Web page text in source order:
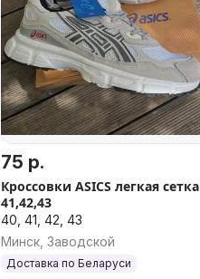
75 р.
Кроссовки ASICS легкая сетка
41,42,43
40, 41, 42, 43
Минск, Заводской
Доставка по Беларуси